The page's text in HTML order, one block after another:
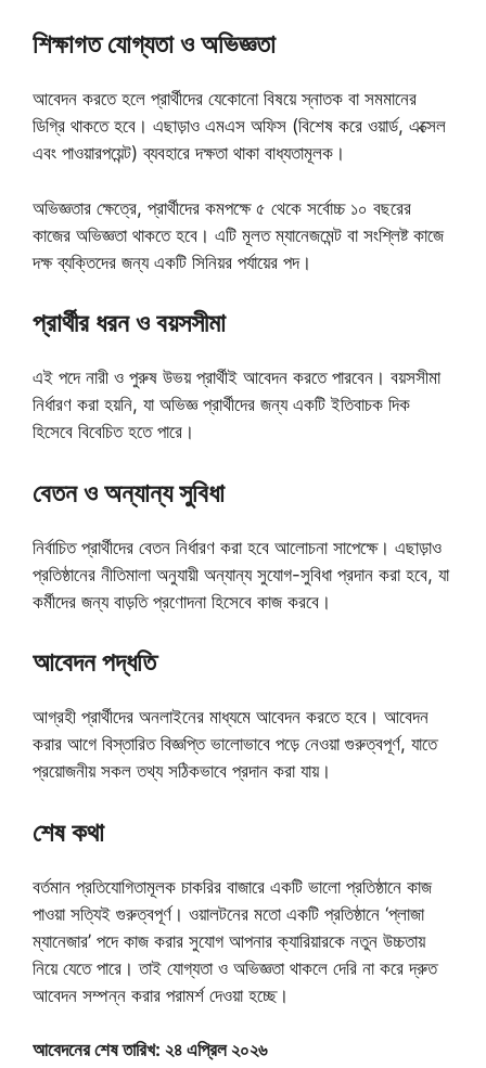
শিক্ষাগত যোগ্যতা ও অভিজ্ঞতা
আবেদন করতে হলে প্রার্থীদের যেকোনো বিষয়ে স্নাতক বা সমমানের
ডিগ্রি থাকতে হবে। এছাড়াও এমএস অফিস (বিশেষ করে ওয়ার্ড, এক্সেল
এবং পাওয়ারপয়েন্ট) ব্যবহারে দক্ষতা থাকা বাধ্যতামূলক।
অভিজ্ঞতার ক্ষেত্রে, প্রার্থীদের কমপক্ষে ৫ থেকে সর্বোচ্চ ১০ বছরের
কাজের অভিজ্ঞতা থাকতে হবে। এটি মূলত ম্যানেজমেন্ট বা সংশ্লিষ্ট কাজে
দক্ষ ব্যক্তিদের জন্য একটি সিনিয়র পর্যায়ের পদ।
প্রার্থীর ধরন ও বয়সসীমা
এই পদে নারী ও পুরুষ উভয় প্রার্থীই আবেদন করতে পারবেন। বয়সসীমা
নির্ধারণ করা হয়নি, যা অভিজ্ঞ প্রার্থীদের জন্য একটি ইতিবাচক দিক
হিসেবে বিবেচিত হতে পারে।
বেতন ও অন্যান্য সুবিধা
নির্বাচিত প্রার্থীদের বেতন নির্ধারণ করা হবে আলোচনা সাপেক্ষে। এছাড়াও
প্রতিষ্ঠানের নীতিমালা অনুযায়ী অন্যান্য সুযোগ-সুবিধা প্রদান করা হবে, যা
কর্মীদের জন্য বাড়তি প্রণোদনা হিসেবে কাজ করবে।
আবেদন পদ্ধতি
আগ্রহী প্রার্থীদের অনলাইনের মাধ্যমে আবেদন করতে হবে। আবেদন
করার আগে বিস্তারিত বিজ্ঞপ্তি ভালোভাবে পড়ে নেওয়া গুরুত্বপূর্ণ, যাতে
প্রয়োজনীয় সকল তথ্য সঠিকভাবে প্রদান করা যায়।
শেষ কথা
বর্তমান প্রতিযোগিতামূলক চাকরির বাজারে একটি ভালো প্রতিষ্ঠানে কাজ
পাওয়া সত্যিই গুরুত্বপূর্ণ। ওয়ালটনের মতো একটি প্রতিষ্ঠানে ‘প্লাজা
ম্যানেজার’ পদে কাজ করার সুযোগ আপনার ক্যারিয়ারকে নতুন উচ্চতায়
নিয়ে যেতে পারে। তাই যোগ্যতা ও অভিজ্ঞতা থাকলে দেরি না করে দ্রুত
আবেদন সম্পন্ন করার পরামর্শ দেওয়া হচ্ছে।
আবেদনের শেষ তারিখ: ২৪ এপ্রিল ২০২৬